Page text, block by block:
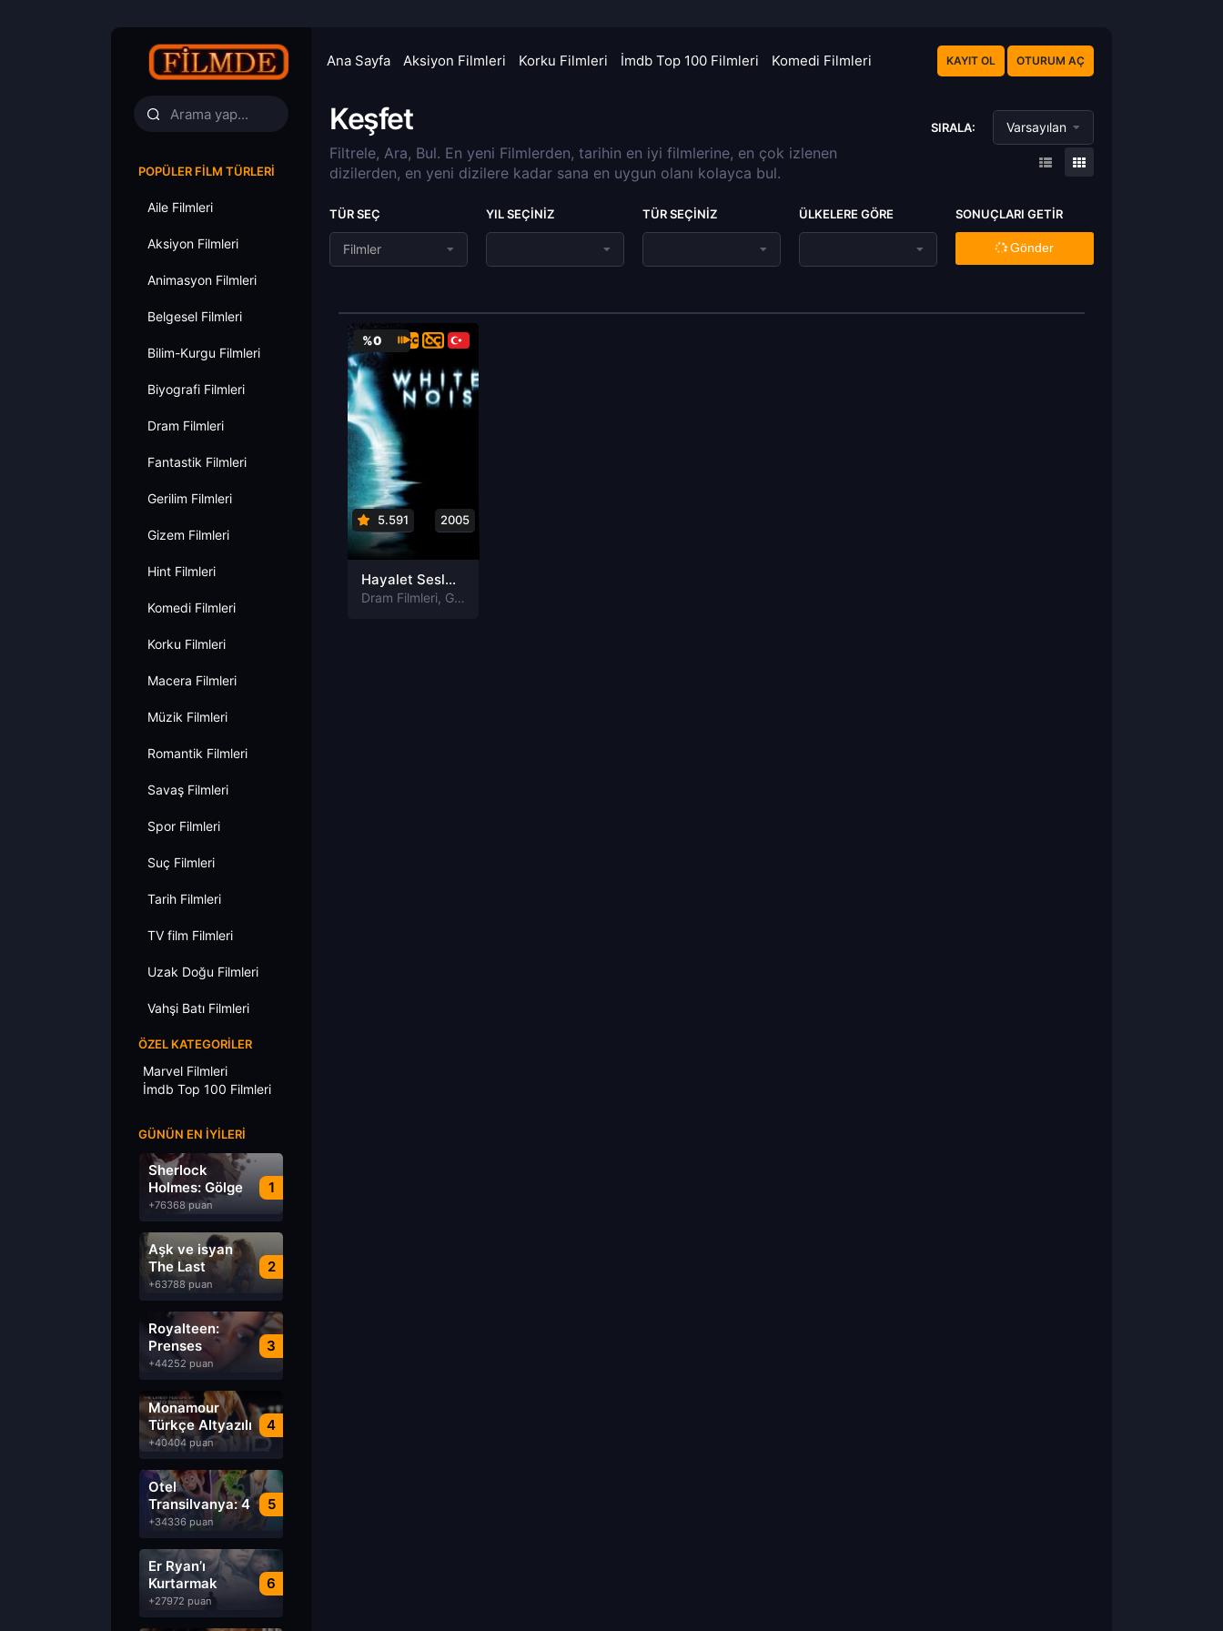
Ana Sayfa Aksiyon Filmleri Korku Filmleri İmdb Top 100 Filmleri Komedi Filmleri KAYIT OL OTURUM AÇ
POPÜLER FILM TÜRLERI
Aile Filmleri
Aksiyon Filmleri
Animasyon Filmleri
Belgesel Filmleri
Bilim-Kurgu Filmleri
Biyografi Filmleri
Dram Filmleri
Fantastik Filmleri
Gerilim Filmleri
Gizem Filmleri
Hint Filmleri
Komedi Filmleri
Korku Filmleri
Macera Filmleri
Müzik Filmleri
Romantik Filmleri
Savaş Filmleri
Spor Filmleri
Suç Filmleri
Tarih Filmleri
TV film Filmleri
Uzak Doğu Filmleri
Vahşi Batı Filmleri
ÖZEL KATEGORILER
Marvel Filmleri
İmdb Top 100 Filmleri
GÜNÜN EN İYILERI
1
Sherlock
Holmes: Gölge
Oyunları
+76368 puan
2
Aşk ve isyan
The Last
Parasido izle
+63788 puan
3
Royalteen:
Prenses
Margrethe izle
+44252 puan
4
Monamour
Türkçe Altyazılı
izle
+40404 puan
5
Otel
Transilvanya: 4
Transformanya
izle
+34336 puan
6
Er Ryan’ı
Kurtarmak
Saving Private
Ryan Türkçe
+27972 puan
Keşfet
Filtrele, Ara, Bul. En yeni Filmlerden, tarihin en iyi filmlerine, en çok izlenen
dizilerden, en yeni dizilere kadar sana en uygun olanı kolayca bul.
SIRALA: Varsayılan
TÜR SEÇ
Filmler
YIL SEÇINIZ TÜR SEÇINIZ ÜLKELERE GÖRE SONUÇLARI GETIR
Gönder
%0
5.591 2005
Hayalet Sesler White Noise Tr Dublaj izle
Dram Filmleri, Gerilim Filmleri